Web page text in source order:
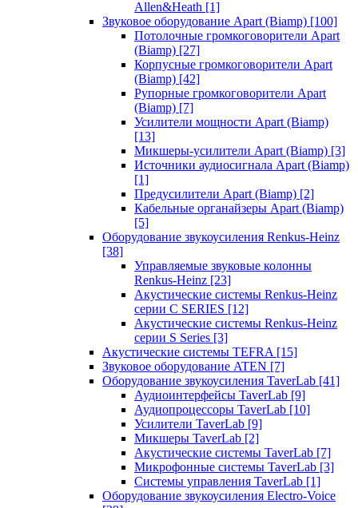
Allen&Heath [1]
Звуковое оборудование Apart (Biamp) [100]
Потолочные громкоговорители Apart
(Biamp) [27]
Корпусные громкоговорители Apart
(Biamp) [42]
Рупорные громкоговорители Apart
(Biamp) [7]
Усилители мощности Apart (Biamp)
[13]
Микшеры-усилители Apart (Biamp) [3]
Источники аудиосигнала Apart (Biamp)
[1]
Предусилители Apart (Biamp) [2]
Кабельные органайзеры Apart (Biamp)
[5]
Оборудование звукоусиления Renkus-Heinz
[38]
Управляемые звуковые колонны
Renkus-Heinz [23]
Акустические системы Renkus-Heinz
серии C SERIES [12]
Акустические системы Renkus-Heinz
серии S Series [3]
Акустические системы TEFRA [15]
Звуковое оборудование ATEN [7]
Оборудование звукоусиления TaverLab [41]
Аудиоинтерфейсы TaverLab [9]
Аудиопроцессоры TaverLab [10]
Усилители TaverLab [9]
Микшеры TaverLab [2]
Акустические системы TaverLab [7]
Микрофонные системы TaverLab [3]
Системы управления TaverLab [1]
Оборудование звукоусиления Electro-Voice